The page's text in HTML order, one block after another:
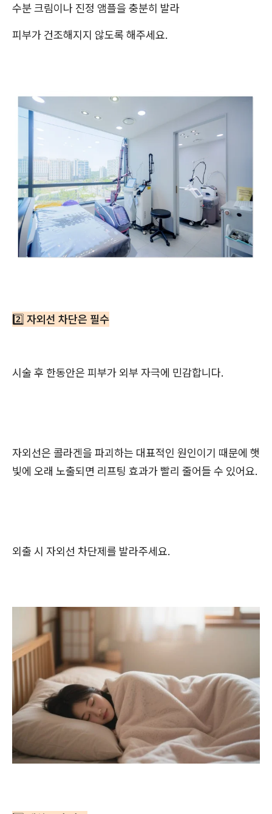
수분 크림이나 진정 앰플을 충분히 발라
피부가 건조해지지 않도록 해주세요.
2️⃣ 자외선 차단은 필수
시술 후 한동안은 피부가 외부 자극에 민감합니다.
자외선은 콜라겐을 파괴하는 대표적인 원인이기 때문에 햇
빛에 오래 노출되면 리프팅 효과가 빨리 줄어들 수 있어요.
외출 시 자외선 차단제를 발라주세요.